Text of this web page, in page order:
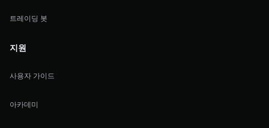
트레이딩 봇
지원
사용자 가이드
아카데미